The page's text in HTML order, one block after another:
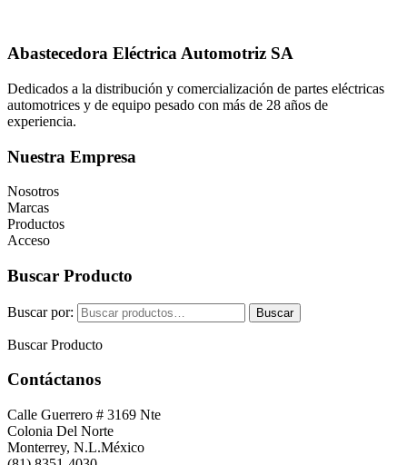
Abastecedora Eléctrica Automotriz SA
Dedicados a la distribución y comercialización de partes eléctricas
automotrices y de equipo pesado con más de 28 años de
experiencia.
Nuestra Empresa
Nosotros
Marcas
Productos
Acceso
Buscar Producto
Buscar por: Buscar
Buscar Producto
Contáctanos
Calle Guerrero # 3169 Nte
Colonia Del Norte
Monterrey, N.L.México